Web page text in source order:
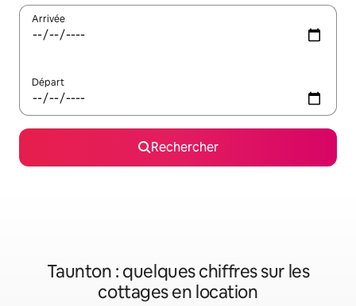
Arrivée
Départ
Rechercher
Taunton : quelques chiffres sur les
cottages en location